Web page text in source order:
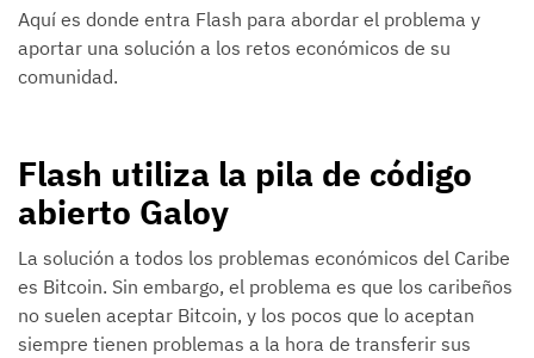
Aquí es donde entra Flash para abordar el problema y
aportar una solución a los retos económicos de su
comunidad.
Flash utiliza la pila de código
abierto Galoy
La solución a todos los problemas económicos del Caribe
es Bitcoin. Sin embargo, el problema es que los caribeños
no suelen aceptar Bitcoin, y los pocos que lo aceptan
siempre tienen problemas a la hora de transferir sus